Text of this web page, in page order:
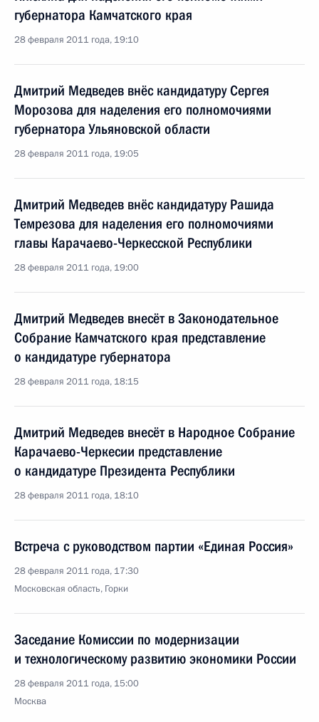
губернатора Камчатского края
28 февраля 2011 года, 19:10
Дмитрий Медведев внёс кандидатуру Сергея
Морозова для наделения его полномочиями
губернатора Ульяновской области
28 февраля 2011 года, 19:05
Дмитрий Медведев внёс кандидатуру Рашида
Темрезова для наделения его полномочиями
главы Карачаево-Черкесской Республики
28 февраля 2011 года, 19:00
Дмитрий Медведев внесёт в Законодательное
Собрание Камчатского края представление
о кандидатуре губернатора
28 февраля 2011 года, 18:15
Дмитрий Медведев внесёт в Народное Собрание
Карачаево-Черкесии представление
о кандидатуре Президента Республики
28 февраля 2011 года, 18:10
Встреча с руководством партии «Единая Россия»
28 февраля 2011 года, 17:30
Московская область, Горки
Заседание Комиссии по модернизации
и технологическому развитию экономики России
28 февраля 2011 года, 15:00
Москва